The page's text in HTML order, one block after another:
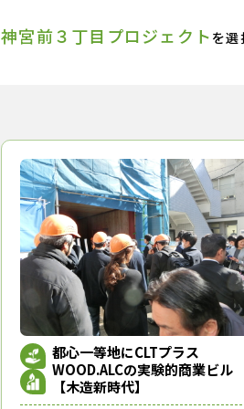
神宮前３丁目プロジェクト を選
都心一等地にCLTプラス
WOOD.ALCの実験的商業ビル
【木造新時代】